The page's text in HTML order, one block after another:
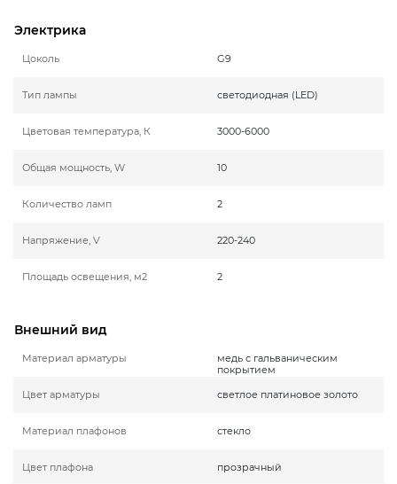
Электрика
Цоколь G9
Тип лампы светодиодная (LED)
Цветовая температура, К 3000-6000
Общая мощность, W 10
Количество ламп 2
Напряжение, V 220-240
Площадь освещения, м2 2
Внешний вид
Материал арматуры
медь с гальваническим
покрытием
Цвет арматуры
светлое платиновое золото
Материал плафонов стекло
Цвет плафона прозрачный